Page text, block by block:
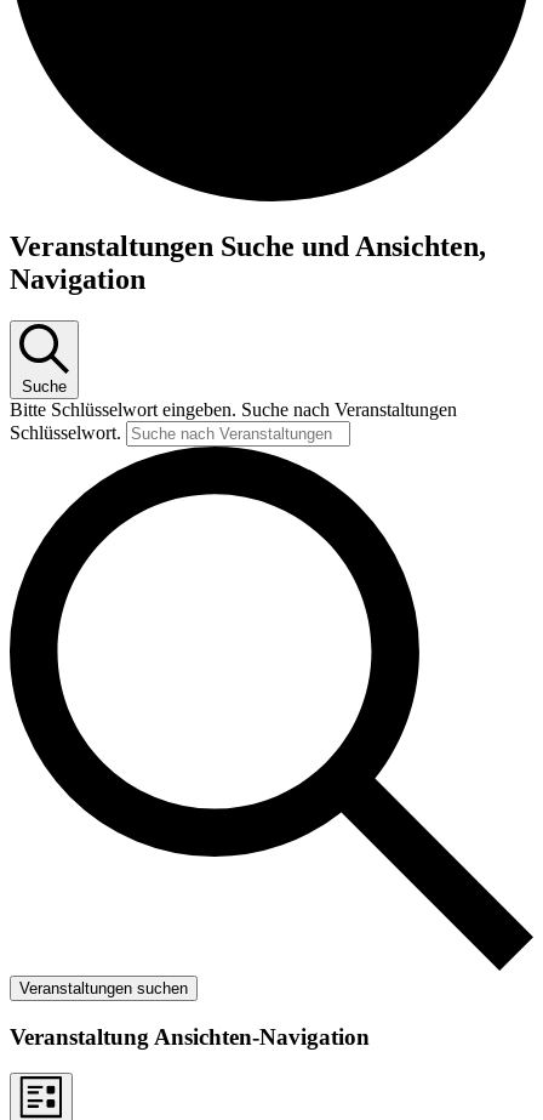
Veranstaltungen
Veranstaltungen Suche und Ansichten,
Navigation
Suche
Bitte Schlüsselwort eingeben. Suche nach Veranstaltungen
Schlüsselwort.
Veranstaltungen suchen
Veranstaltung Ansichten-Navigation